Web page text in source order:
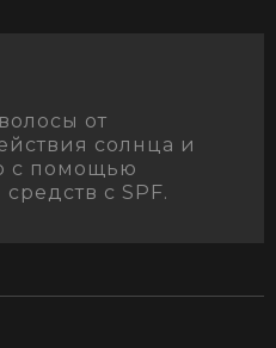
от
солнца и
с помощью
с SPF.